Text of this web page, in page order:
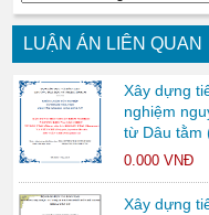
LUẬN ÁN LIÊN QUAN
Xây dựng
nghiệm
từ Dâu tằm
0.000 VNĐ
Xây dựng